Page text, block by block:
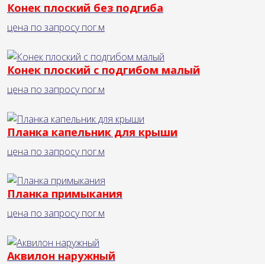
Конек плоский без подгиба
цена по запросу пог.м
Конек плоский с подгибом малый
цена по запросу пог.м
Планка капельник для крыши
цена по запросу пог.м
Планка примыкания
цена по запросу пог.м
Аквилон наружный